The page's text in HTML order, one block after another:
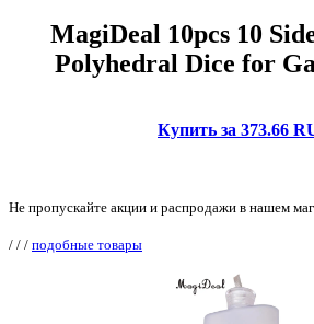
MagiDeal 10pcs 10
Polyhedral Dice for
Купить за 373.66
Не пропускайте акции и распродажи в нашем
/ / / подобные товары